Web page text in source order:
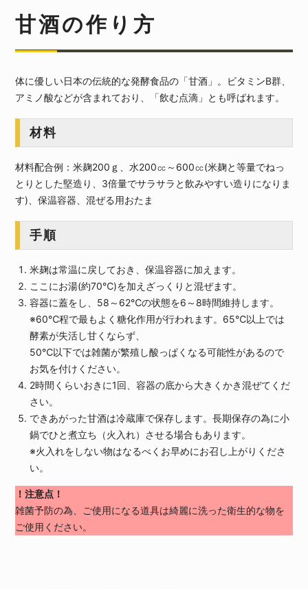
甘酒の作り方
体に優しい日本の伝統的な発酵食品の「甘酒」。ビタミンB群、
アミノ酸などが含まれており、「飲む点滴」とも呼ばれます。
材料
材料配合例：米麹200ｇ、水200㏄～600㏄(米麹と等量でねっ
とりとした堅造り、3倍量でサラサラと飲みやすい造りになりま
す)、保温容器、混ぜる用おたま
手順
米麹は常温に戻しておき、保温容器に加えます。
ここにお湯(約70℃)を加えざっくりと混ぜます。
容器に蓋をし、58～62℃の状態を6～8時間維持します。
※60℃程で最もよく糖化作用が行われます。65℃以上では
酵素が失活し甘くならず、
50℃以下では雑菌が繁殖し酸っぱくなる可能性があるので
お気を付けください。
2時間くらいおきに1回、容器の底から大きくかき混ぜてくだ
さい。
できあがった甘酒は冷蔵庫で保存します。長期保存の為に小
鍋でひと煮立ち（火入れ）させる場合もあります。
※火入れをしない物はなるべくお早めにお召し上がりくださ
い。
！注意点！
雑菌予防の為、ご使用になる道具は綺麗に洗った衛生的な物を
ご使用ください。